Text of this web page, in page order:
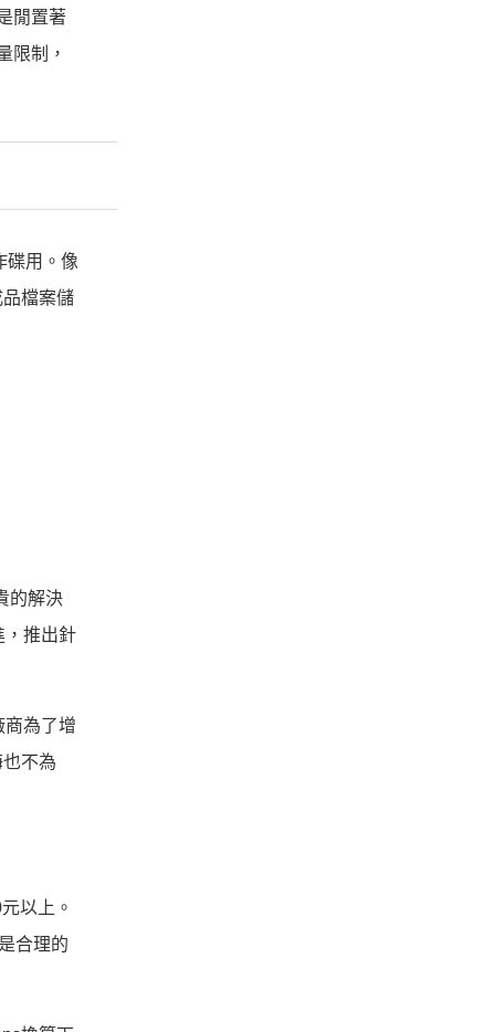
閒置著
限制，
碟用。像
檔案儲
的解決
，推出針
為了增
不為
以上。
合理的